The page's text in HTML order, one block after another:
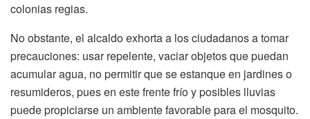
colonias regias.
No obstante, el alcaldo exhorta a los ciudadanos a tomar
precauciones: usar repelente, vaciar objetos que puedan
acumular agua, no permitir que se estanque en jardines o
resumideros, pues en este frente frío y posibles lluvias
puede propiciarse un ambiente favorable para el mosquito.